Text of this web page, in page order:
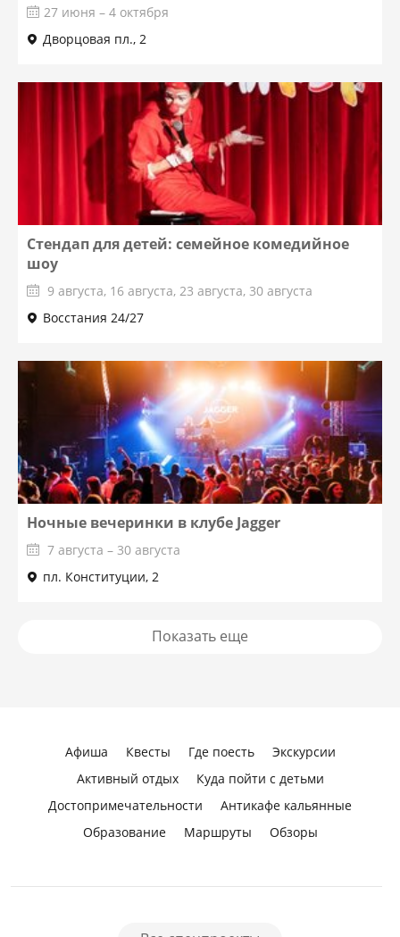
27 июня – 4 октября
Дворцовая пл., 2
Стендап для детей: семейное комедийное
шоу
9 августа, 16 августа, 23 августа, 30 августа
Восстания 24/27
Ночные вечеринки в клубе Jagger
7 августа – 30 августа
пл. Конституции, 2
Показать еще
Афиша Квесты Где поесть
Экскурсии
Активный отдых
Куда пойти с детьми
Достопримечательности
Антикафе кальянные
Образование
Маршруты Обзоры